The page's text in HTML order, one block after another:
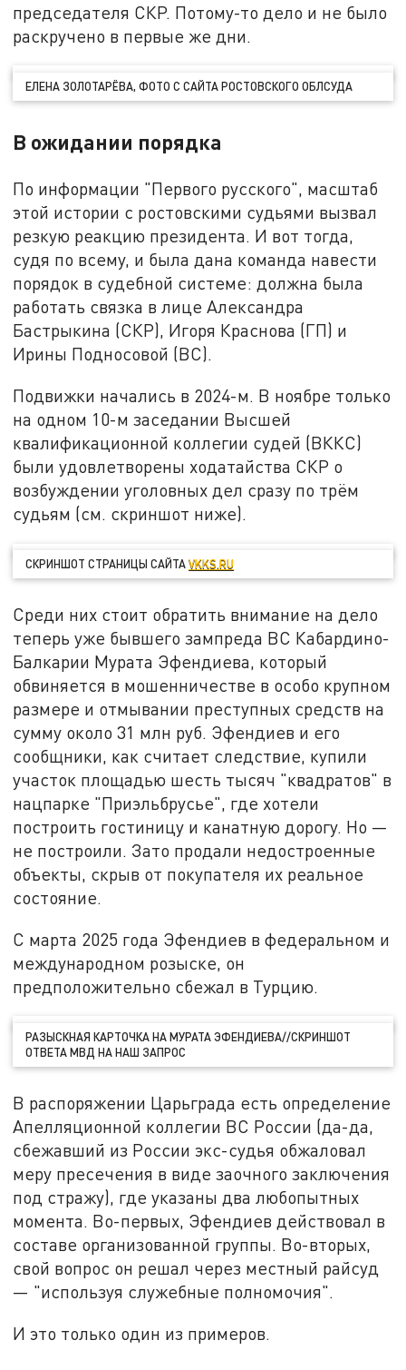
председателя СКР. Потому-то дело и не было
раскручено в первые же дни.
ЕЛЕНА ЗОЛОТАРЁВА, ФОТО С САЙТА РОСТОВСКОГО ОБЛСУДА
В ожидании порядка
По информации "Первого русского", масштаб
этой истории с ростовскими судьями вызвал
резкую реакцию президента. И вот тогда,
судя по всему, и была дана команда навести
порядок в судебной системе: должна была
работать связка в лице Александра
Бастрыкина (СКР), Игоря Краснова (ГП) и
Ирины Подносовой (ВС).
Подвижки начались в 2024-м. В ноябре только
на одном 10-м заседании Высшей
квалификационной коллегии судей (ВККС)
были удовлетворены ходатайства СКР о
возбуждении уголовных дел сразу по трём
судьям (см. скриншот ниже).
СКРИНШОТ СТРАНИЦЫ САЙТАVKKS.RU
Среди них стоит обратить внимание на дело
теперь уже бывшего зампреда ВС Кабардино-
Балкарии Мурата Эфендиева, который
обвиняется в мошенничестве в особо крупном
размере и отмывании преступных средств на
сумму около 31 млн руб. Эфендиев и его
сообщники, как считает следствие, купили
участок площадью шесть тысяч "квадратов" в
нацпарке "Приэльбрусье", где хотели
построить гостиницу и канатную дорогу. Но —
не построили. Зато продали недостроенные
объекты, скрыв от покупателя их реальное
состояние.
С марта 2025 года Эфендиев в федеральном и
международном розыске, он
предположительно сбежал в Турцию.
РАЗЫСКНАЯ КАРТОЧКА НА МУРАТА ЭФЕНДИЕВА//СКРИНШОТ
ОТВЕТА МВД НА НАШ ЗАПРОС
В распоряжении Царьграда есть определение
Апелляционной коллегии ВС России (да-да,
сбежавший из России экс-судья обжаловал
меру пресечения в виде заочного заключения
под стражу), где указаны два любопытных
момента. Во-первых, Эфендиев действовал в
составе организованной группы. Во-вторых,
свой вопрос он решал через местный райсуд
— "используя служебные полномочия".
И это только один из примеров.